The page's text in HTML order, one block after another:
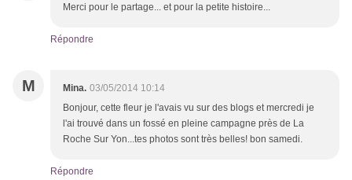
Merci pour le partage... et pour la petite histoire...
Répondre
M Mina. 03/05/2014 10:14
Bonjour, cette fleur je l'avais vu sur des blogs et mercredi je
l'ai trouvé dans un fossé en pleine campagne près de La
Roche Sur Yon...tes photos sont très belles! bon samedi.
Répondre